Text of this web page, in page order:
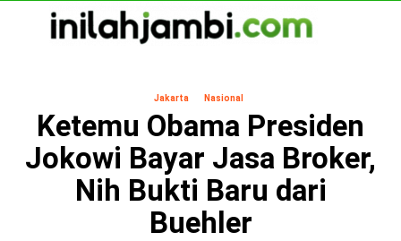
Jakarta Nasional
Ketemu Obama Presiden
Jokowi Bayar Jasa Broker,
Nih Bukti Baru dari
Buehler